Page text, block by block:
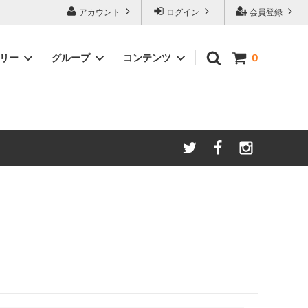
会員登録
ログイン
アカウント
0
ー グループ
黒・ブラック
コンテンツ